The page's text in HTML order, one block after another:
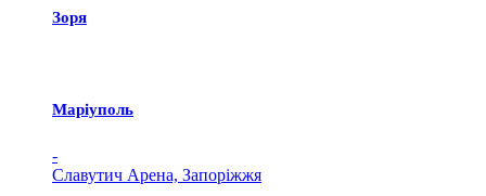
Зоря
Маріуполь
-
Славутич Арена, Запоріжжя